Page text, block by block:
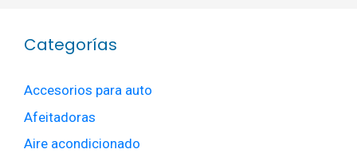
Categorías
Accesorios para auto
Afeitadoras
Aire acondicionado